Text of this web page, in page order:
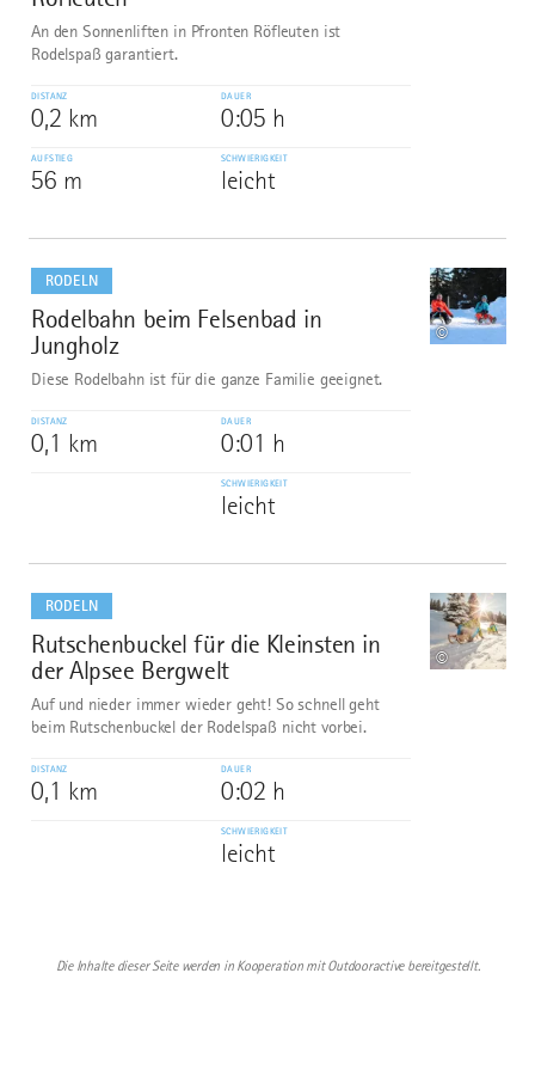
An den Sonnenliften in Pfronten Röfleuten ist
Rodelspaß garantiert.
DISTANZ
0,2 km
DAUER
0:05 h
AUFSTIEG
56 m
SCHWIERIGKEIT
leicht
RODELN
5
Rodelbahn beim Felsenbad in
Jungholz
©
Diese Rodelbahn ist für die ganze Familie geeignet.
DISTANZ
0,1 km
DAUER
0:01 h
SCHWIERIGKEIT
leicht
dazu
RODELN
6
Rutschenbuckel für die Kleinsten in
der Alpsee Bergwelt
©
Auf und nieder immer wieder geht! So schnell geht
beim Rutschenbuckel der Rodelspaß nicht vorbei.
DISTANZ
0,1 km
DAUER
0:02 h
SCHWIERIGKEIT
leicht
dazu
Die Inhalte dieser Seite werden in Kooperation mit Outdooractive bereitgestellt.